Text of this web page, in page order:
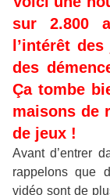
sur 2.800
l’intérêt
des
Ça tombe
maisons de
de jeux !
Avant d’entrer
rappelons que
vidéo sont de